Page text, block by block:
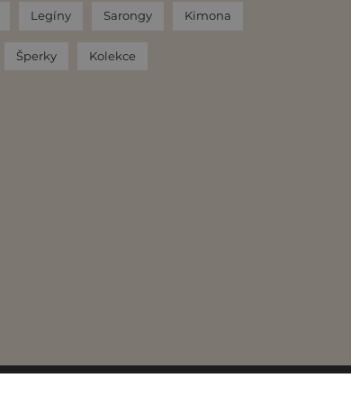
Legíny Sarongy Kimona
Šperky Kolekce